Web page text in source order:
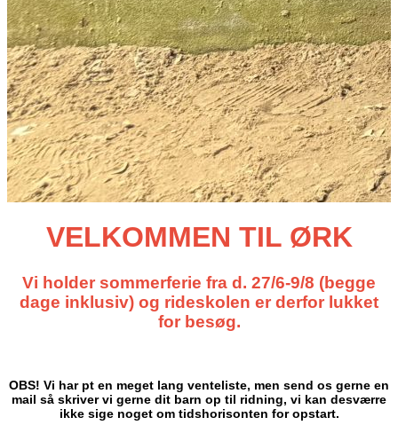
VELKOMMEN TIL ØRK
Vi holder sommerferie fra d. 27/6-9/8 (begge
dage inklusiv) og rideskolen er derfor lukket
for besøg.
OBS! Vi har pt en meget lang venteliste, men send os gerne en
mail så skriver vi gerne dit barn op til ridning, vi kan desværre
ikke sige noget om tidshorisonten for opstart.